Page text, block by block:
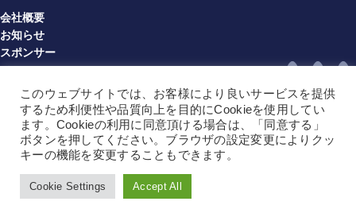
会社概要
お知らせ
スポンサー
情報セキュリティ方針
利用規約（multibook）（JA）
利用規約（multibook）（EN）
利用規約（BPO）（JA）
利用規約（BPO）（EN）
サイトマップ
Copyright © 2025 Multibook Limited All Rights Reserved
このウェブサイトでは、お客様により良いサービスを提供
するため利便性や品質向上を目的にCookieを使用してい
ます。Cookieの利用に同意頂ける場合は、「同意する」
ボタンを押してください。ブラウザの設定変更によりクッ
キーの機能を変更することもできます。
Cookie Settings Accept All